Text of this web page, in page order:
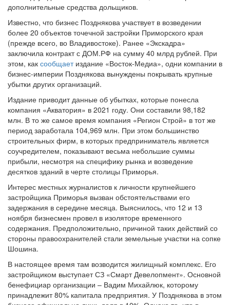
дополнительные средства дольщиков.
Известно, что бизнес Позднякова участвует в возведении
более 20 объектов точечной застройки Приморского края
(прежде всего, во Владивостоке). Ранее «Экскадра»
заключила контракт с ДОМ.РФ на сумму 40 млрд рублей. При
этом, как сообщаетиздание «Восток-Медиа», одни компании в
бизнес-империи Позднякова вынуждены покрывать крупные
убытки других организаций.
Издание приводит данные об убытках, которые понесла
компания «Акватория» в 2021 году. Они составили 98,182
млн. В то же самое время компания «Регион Строй» в тот же
период заработала 104,969 млн. При этом большинство
строительных фирм, в которых предприниматель является
соучредителем, показывают весьма небольшие суммы
прибыли, несмотря на специфику рынка и возведение
десятков зданий в черте столицы Приморья.
Интерес местных журналистов к личности крупнейшего
застройщика Приморья вызван обстоятельствами его
задержания в середине месяца. Выяснилось, что 12 и 13
ноября бизнесмен провел в изоляторе временного
содержания. Предположительно, причиной таких действий со
стороны правоохранителей стали земельные участки на сопке
Шошина.
В настоящее время там возводится жилищный комплекс. Его
застройщиком выступает СЗ «Смарт Девелопмент». Основной
бенефициар организации – Вадим Михайлюк, которому
принадлежит 80% капитала предприятия. У Позднякова в этом